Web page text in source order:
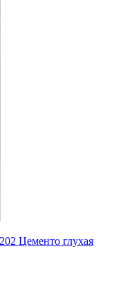
Цементо глухая